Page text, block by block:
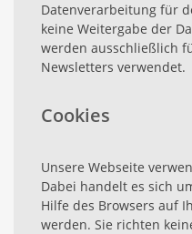
Datenverarbeitung für
keine Weitergabe der
werden ausschließlich
Newsletters verwendet.
Cookies
Unsere Webseite
Dabei handelt es sich
Hilfe des Browsers auf
werden. Sie richten